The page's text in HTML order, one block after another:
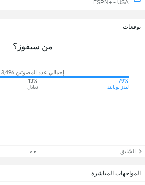
ESPN+ - USA
توقعات
من سيفوز؟
إجمالي عدد المصوتين 3,496
79%
ليدز يونايتد
13%
تعادل
السّابق
المواجهات المباشرة